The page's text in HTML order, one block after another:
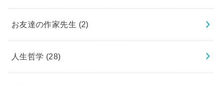
お友達の作家先生 (2)
人生哲学 (28)